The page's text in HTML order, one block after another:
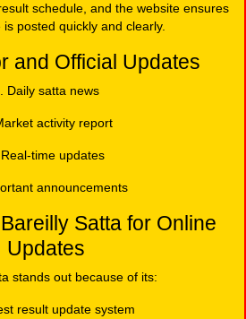
schedule, and the website ensures
posted quickly and clearly.
and Official Updates
Daily satta news
activity report
time updates
announcements
Satta for Online
Updates
stands out because of its:
result update system